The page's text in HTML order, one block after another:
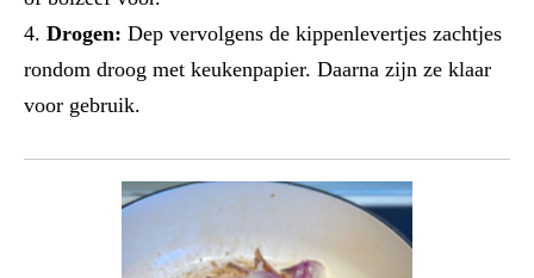
Drogen: Dep vervolgens de kippenlevertjes zachtjes
rondom droog met keukenpapier. Daarna zijn ze klaar
voor gebruik.